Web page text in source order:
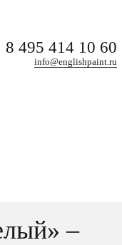
8 495 414 10 60
info@englishpaint.ru
–